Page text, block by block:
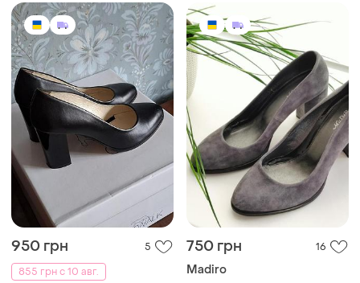
950 грн
5
855 грн с 10 авг.
750 грн 16
Madiro